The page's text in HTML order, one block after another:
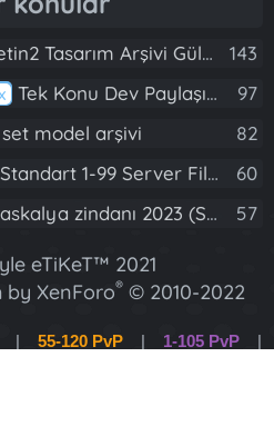
Tasarım Arşivi Güle Güle Kullanın 143
Tek Konu Dev Paylaşım 10 Adet Server Tanıtım İndex 97
set model arşivi 82
Standart 1-99 Server Files 60
2023 (Spring Sanctuary dungeon) 57
eTiKeT™ 2021
XenForo® © 2010-2022
system- XenGenTr
| 55-120 PvP | 1-105 PvP
|